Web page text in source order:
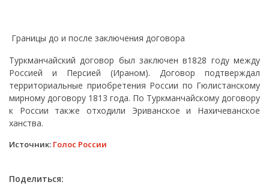
Границы до и после заключения договора
Туркманчайский договор был заключен в1828 году между
Россией и Персией (Ираном). Договор подтверждал
территориальные приобретения России по Гюлистанскому
мирному договору 1813 года. По Туркманчайскому договору
к России также отходили Эриванское и Нахичеванское
ханства.
Источник: Голос России
Поделиться: